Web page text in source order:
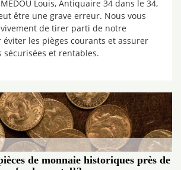
Louis, Antiquaire 34 dans le 34,
être une grave erreur. Nous vous
de tirer parti de notre
les pièges courants et assurer
sécurisées et rentables.
de monnaie historiques près de